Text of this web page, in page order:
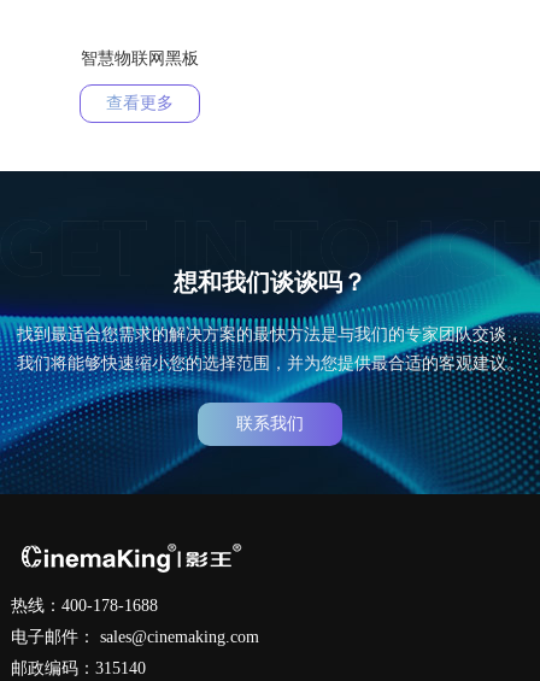
智慧物联网黑板
查看更多
想和我们谈谈吗？
找到最适合您需求的解决方案的最快方法是与我们的专家团队交谈，
我们将能够快速缩小您的选择范围，并为您提供最合适的客观建议。
联系我们
热线：400-178-1688
电子邮件： sales@cinemaking.com
邮政编码：315140